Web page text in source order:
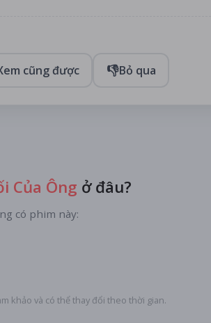
cũng được 👎Bỏ qua
Của Ông ở đâu?
có phim này:
khảo và có thể thay đổi theo thời gian.